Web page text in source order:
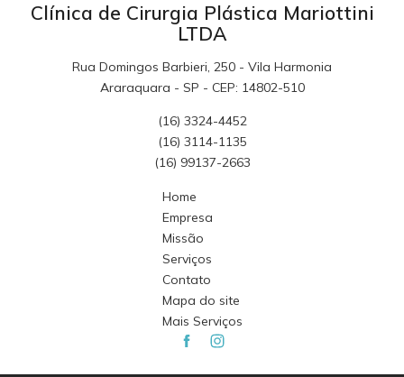
Clínica de Cirurgia Plástica Mariottini
LTDA
Rua Domingos Barbieri, 250 - Vila Harmonia
Araraquara - SP - CEP: 14802-510
(16) 3324-4452
(16) 3114-1135
(16) 99137-2663
Home
Empresa
Missão
Serviços
Contato
Mapa do site
Mais Serviços